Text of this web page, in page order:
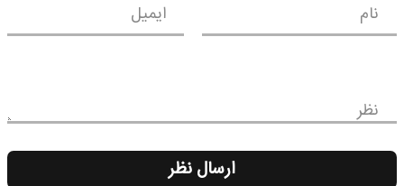
نام ایمیل
نظر
ارسال نظر